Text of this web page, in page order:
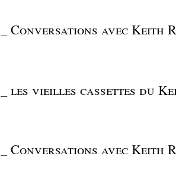
Conversations avec Keith
les vieilles cassettes du
Conversations avec Keith